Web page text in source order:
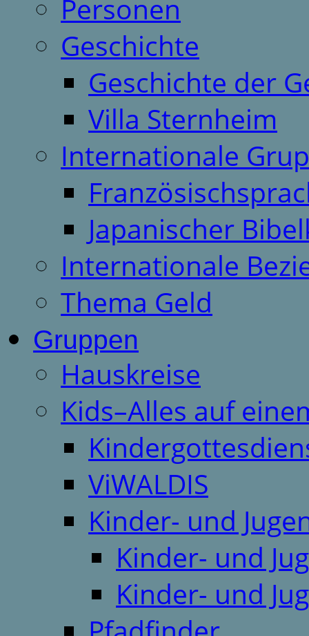
Personen
Geschichte
Geschichte der
Villa Sternheim
Internationale
Japanischer
Internationale
Thema Geld
Gruppen
Hauskreise
Kids–Alles auf
ViWALDIS
Kinder- und
Kinder- und
Kinder- und